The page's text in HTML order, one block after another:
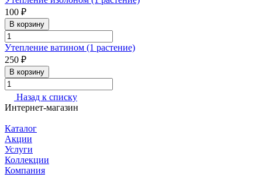
100 ₽
В корзину
Утепление ватином (1 растение)
250 ₽
В корзину
Назад к списку
Интернет-магазин
Каталог
Акции
Услуги
Коллекции
Компания